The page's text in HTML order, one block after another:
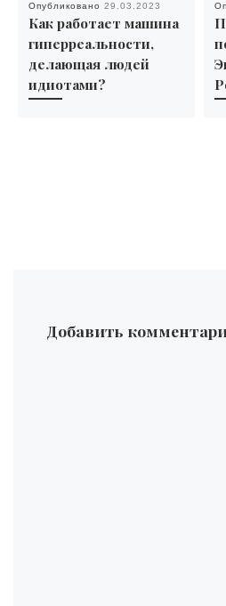
Опубликовано 29.03.2023
Как работает машина
гиперреальности,
делающая людей
идиотами?
Добавить